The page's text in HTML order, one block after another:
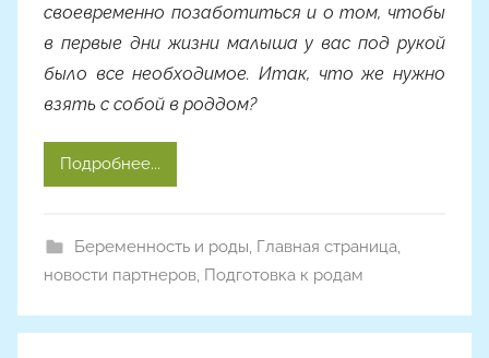
и
г
а
с
своевременно позаботиться и о том, чтобы
в первые дни жизни малыша у вас под рукой
было все необходимое. Итак, что же нужно
взять с собой в роддом?
Подробнее...
Беременность и роды, Главная страница,
новости партнеров, Подготовка к родам